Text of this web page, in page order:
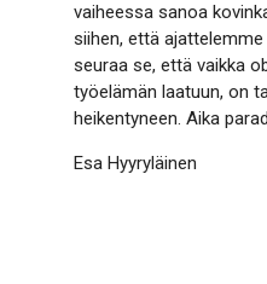
vaiheessa sanoa
siihen, että
seuraa se, että vaikka
työelämän laatuun, on
heikentyneen. Aika
Esa Hyyryläinen